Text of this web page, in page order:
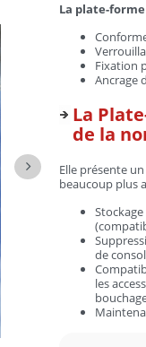
La plate-
Fixation
Ancrage
La
de la
Elle présente
beaucoup plus
de
les